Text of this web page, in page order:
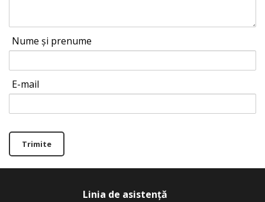
Nume și prenume
E-mail
Trimite
Linia de asistență